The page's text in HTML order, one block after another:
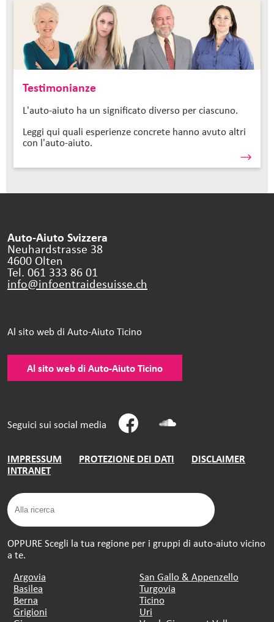
Testimonianze
L'auto-aiuto ha un significato diverso per ciascuno.
Leggi qui quali esperienze concrete hanno avuto altri
con l'auto-aiuto.
Auto-Aiuto Svizzera
Neuhardstrasse 38
4600 Olten
Tel. 061 333 86 01
info@infoentraidesuisse.ch
Al sito web di Auto-Aiuto Ticino
Al sito web di Auto-Aiuto Ticino
Seguici sui social media
IMPRESSUM PROTEZIONE DEI DATI
DISCLAIMER
INTRANET
OPPURE Scegli la tua regione per i gruppi di auto-aiuto vicino
a te.
Argovia
Basilea
Berna
Grigioni
San Gallo & Appenzello
Turgovia
Ticino
Uri